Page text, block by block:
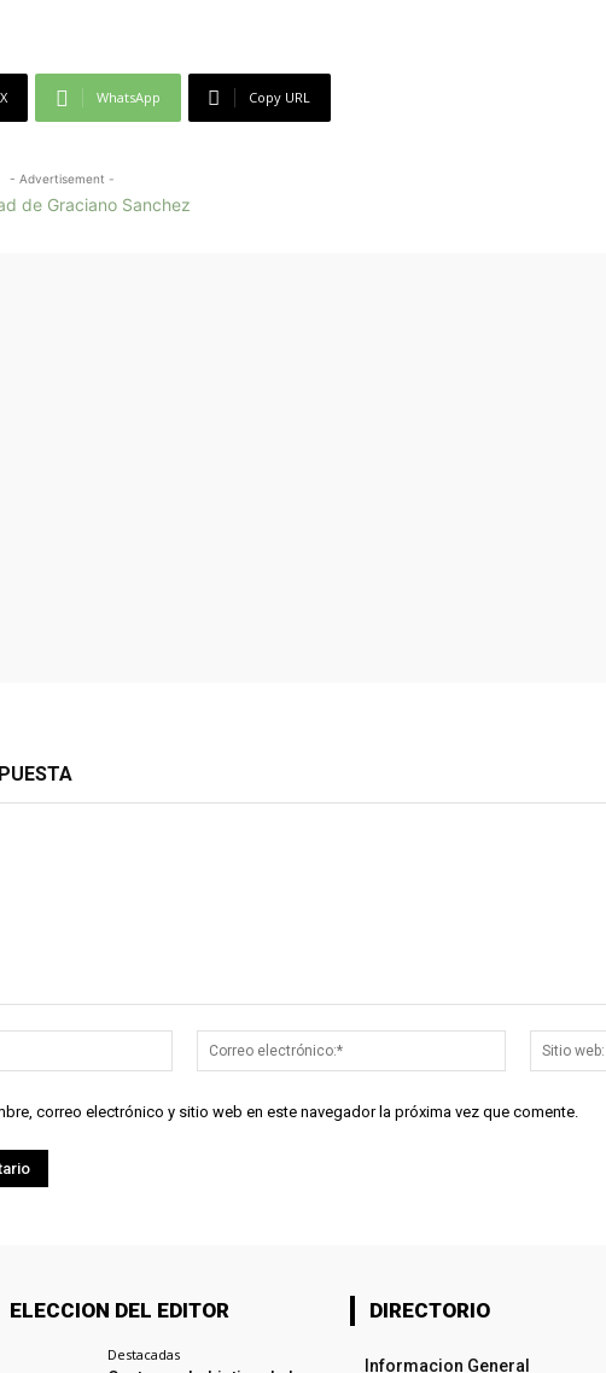
X WhatsApp Copy URL
- Advertisement -
Nombre:*
Correo
electrónico:*
correo electrónico y sitio web en este navegador la próxima vez que comente.
ELECCION DEL EDITOR
Destacadas
DIRECTORIO
Informacion General